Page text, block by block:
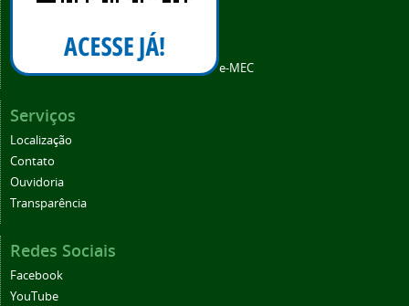
e-MEC
Serviços
Localização
Contato
Ouvidoria
Transparência
Redes Sociais
Facebook
YouTube